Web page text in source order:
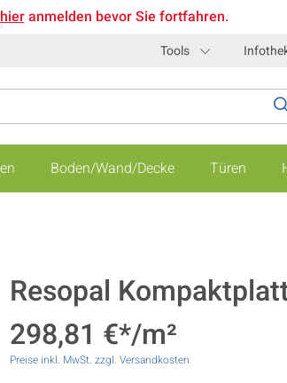
hieranmelden bevor Sie fortfahren.
Tools
Boden/Wand/Decke Türen
Resopal
298,81 €*/m²
Preise inkl. MwSt. zzgl. Versandkosten